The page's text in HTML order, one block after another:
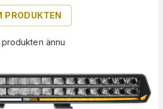
PRODUKTEN
ännu